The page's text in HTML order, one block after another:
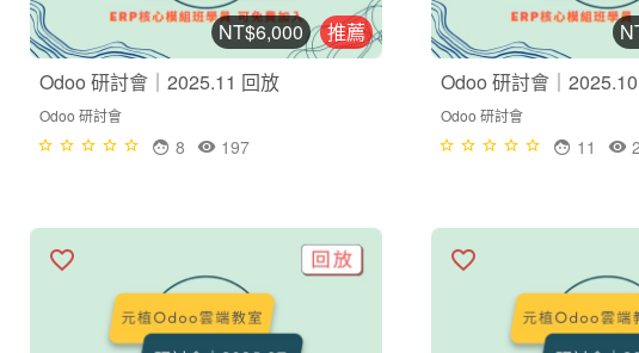
推薦
NT$6,000
Odoo 研討會｜2025.11 回放
Odoo 研討會
197
8
Odoo 研討會｜
Odoo 研討會
11